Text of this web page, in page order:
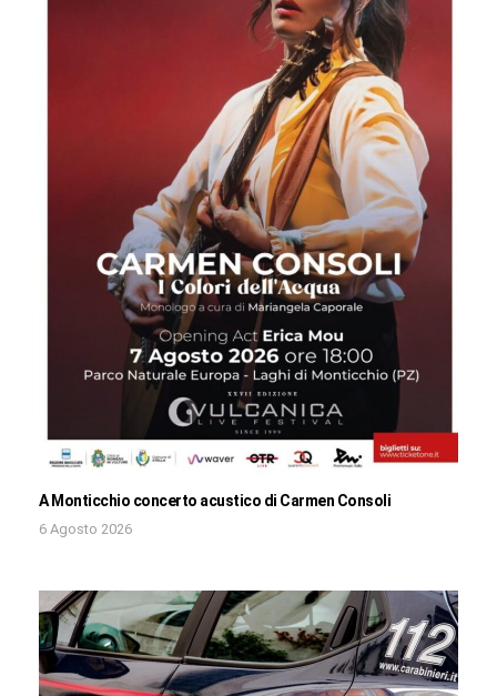
A Monticchio concerto acustico di Carmen Consoli
6 Agosto 2026